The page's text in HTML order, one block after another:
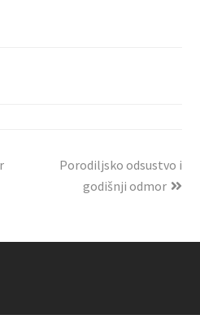
Porodiljsko odsustvo i
godišnji odmor